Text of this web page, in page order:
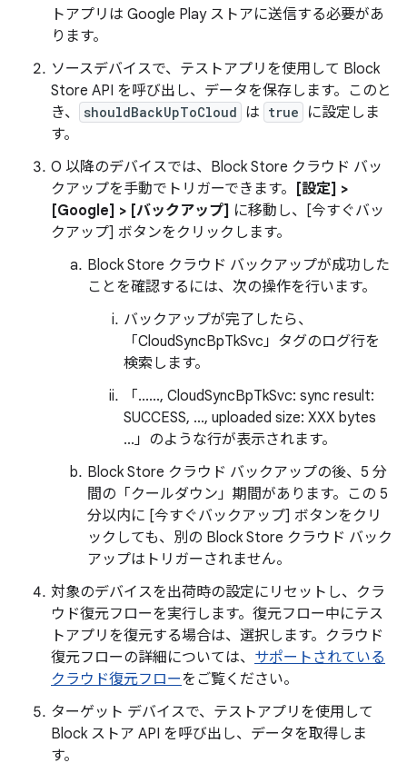
トアプリは Google Play ストアに送信する必要があ
ります。
ソースデバイスで、テストアプリを使用して Block
Store API を呼び出し、データを保存します。このと
き、
shouldBackUpToCloud は true
に設定しま
す。
O 以降のデバイスでは、Block Store クラウド バッ
クアップを手動でトリガーできます。
[設定] >
[Google] > [バックアップ] に移動し、[今すぐバッ
クアップ] ボタンをクリックします。
Block Store クラウド バックアップが成功した
ことを確認するには、次の操作を行います。
バックアップが完了したら、
「CloudSyncBpTkSvc」タグのログ行を
検索します。
「......, CloudSyncBpTkSvc: sync result:
SUCCESS, ..., uploaded size: XXX bytes
...」のような行が表示されます。
Block Store クラウド バックアップの後、5 分
間の「クールダウン」期間があります。この 5
分以内に [今すぐバックアップ] ボタンをクリ
ックしても、別の Block Store クラウド バック
アップはトリガーされません。
対象のデバイスを出荷時の設定にリセットし、クラ
ウド復元フローを実行します。復元フロー中にテス
トアプリを復元する場合は、選択します。クラウド
復元フローの詳細については、 サポートされている
クラウド復元フローをご覧ください。
ターゲット デバイスで、テストアプリを使用して
Block ストア API を呼び出し、データを取得しま
す。